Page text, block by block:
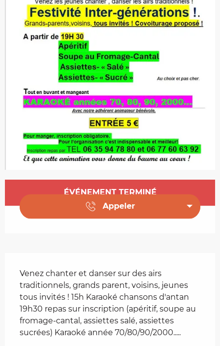
Ouverture et coordonnées
ÉVÉNEMENT TERMINÉ
Appeler
Venez chanter et danser sur des airs
traditionnels, grands parent, voisins, jeunes
tous invités ! 15h Karaoké chansons d'antan
19h30 repas sur inscription (apéritif, soupe au
fromage-cantal, assiettes salé, assiettes
sucrées) Karaoké année 70/80/90/2000.....